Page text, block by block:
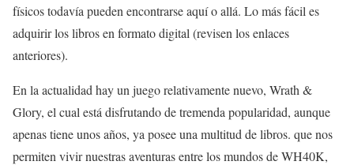
físicos todavía pueden encontrarse aquí o allá. Lo más fácil es
adquirir los libros en formato digital (revisen los enlaces
anteriores).
En la actualidad hay un juego relativamente nuevo, Wrath &
Glory, el cual está disfrutando de tremenda popularidad, aunque
apenas tiene unos años, ya posee una multitud de libros. que nos
permiten vivir nuestras aventuras entre los mundos de WH40K,